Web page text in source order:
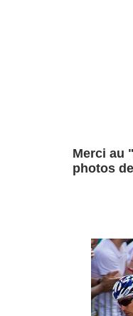
Merci au
photos